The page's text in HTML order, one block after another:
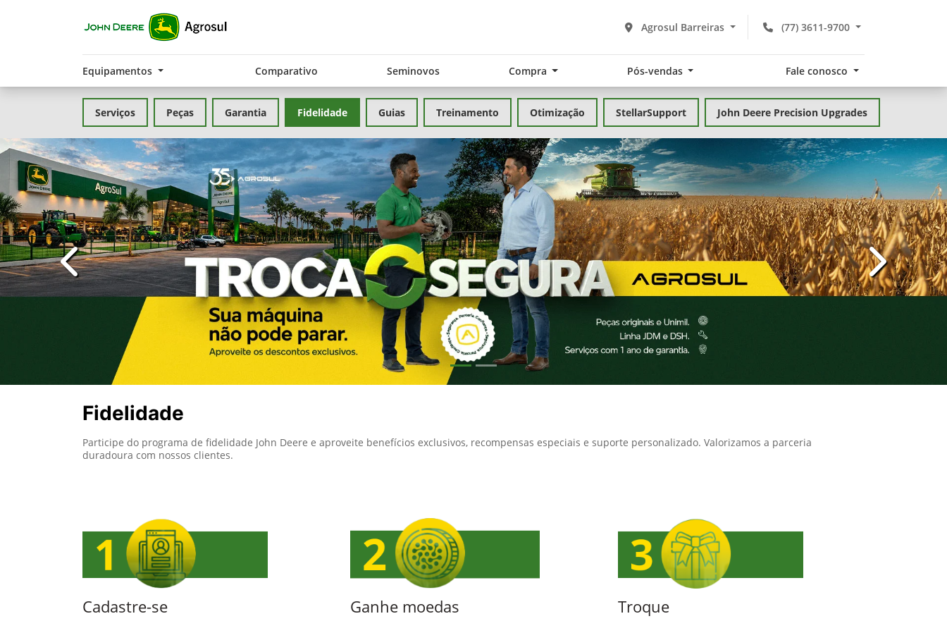
(77) 3611-9700
Agrosul Barreiras
Equipamentos Comparativo Seminovos Compra Pós-vendas Fale conosco
Serviços Peças Garantia Fidelidade Guias Treinamento Otimização StellarSupport John Deere Precision Upgrades
templates.template-01.components.carousel.texts.control_prev
Fidelidade
Participe do programa de fidelidade John Deere e aproveite benefícios exclusivos, recompensas especiais e suporte personalizado. Valorizamos a parceria
duradoura com nossos clientes.
Cadastre-se Ganhe moedas Troque